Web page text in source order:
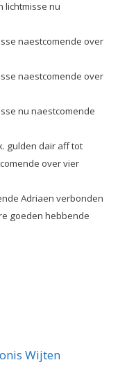
lichtmisse nu
naestcomende over
naestcomende over
nu naestcomende
gulden dair aff tot
over vier
Adriaen verbonden
goeden hebbende
Wijten